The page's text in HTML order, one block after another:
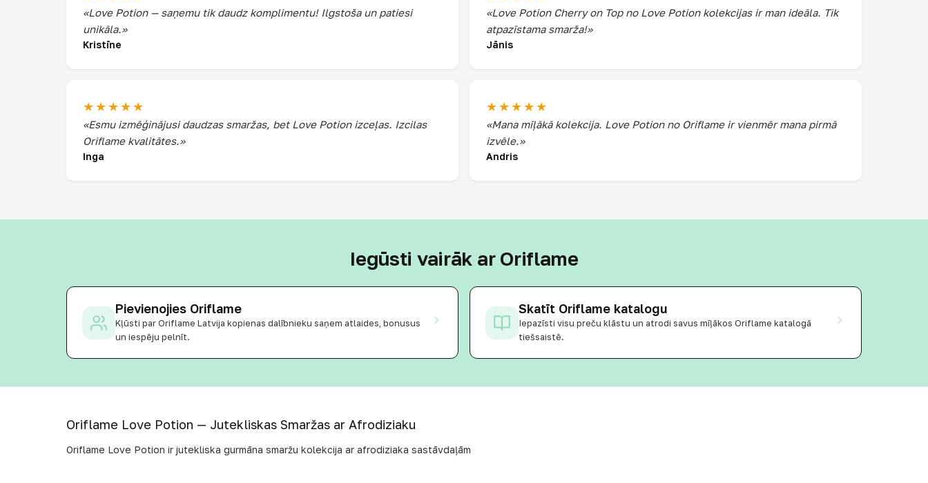
«Love Potion — saņemu tik daudz komplimentu! Ilgstoša un patiesi
unikāla.»
Kristīne
«Love Potion Cherry on Top no Love Potion kolekcijas ir man ideāla. Tik
atpazīstama smarža!»
Jānis
★★★★★
«Esmu izmēģinājusi daudzas smaržas, bet Love Potion izceļas. Izcilas
Oriflame kvalitātes.»
Inga
★★★★★
«Mana mīļākā kolekcija. Love Potion no Oriflame ir vienmēr mana pirmā
izvēle.»
Andris
Iegūsti vairāk ar Oriflame
Pievienojies Oriflame
Kļūsti par Oriflame Latvija kopienas dalībnieku saņem atlaides, bonusus
un iespēju pelnīt.
Skatīt Oriflame katalogu
Iepazīsti visu preču klāstu un atrodi savus mīļākos Oriflame katalogā
tiešsaistē.
Oriflame Love Potion — Jutekliskas Smaržas ar Afrodiziaku
Oriflame Love Potion ir jutekliska gurmāna smaržu kolekcija ar afrodiziaka sastāvdaļām